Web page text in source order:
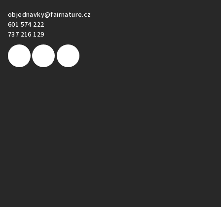
objednavky@fairnature.cz
601 574 222
737 216 129